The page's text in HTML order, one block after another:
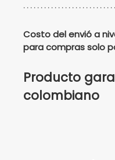
. . . . . . . . . . . . . . . . . . . . . . . . .
Costo del envió a
para compras solo
Producto
colombiano